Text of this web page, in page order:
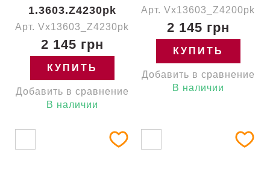
1.3603.Z4230pk
Арт. Vx13603_Z4230pk
2 145 грн
КУПИТЬ
Добавить в сравнение
В наличии
Арт. Vx13603_Z4200pk
2 145 грн
КУПИТЬ
Добавить в сравнение
В наличии